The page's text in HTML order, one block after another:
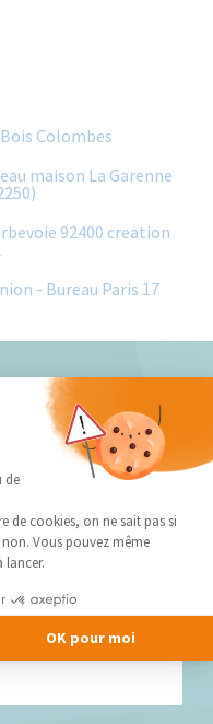
et actus
!
ou d’extension peut,
de
de cookies, on ne sait pas si
Vous pouvez même
lancer.
OK pour moi